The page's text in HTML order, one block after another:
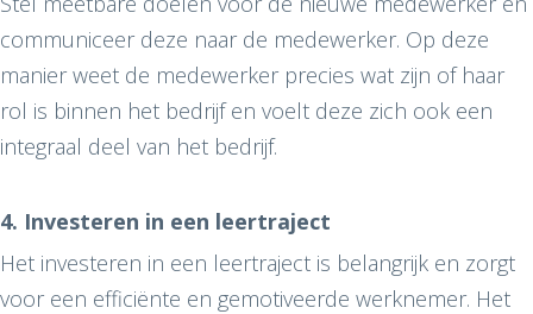
communiceer deze naar de medewerker. Op deze
manier weet de medewerker precies wat zijn of haar
rol is binnen het bedrijf en voelt deze zich ook een
integraal deel van het bedrijf.
4. Investeren in een leertraject
Het investeren in een leertraject is belangrijk en zorgt
voor een efficiënte en gemotiveerde werknemer. Het